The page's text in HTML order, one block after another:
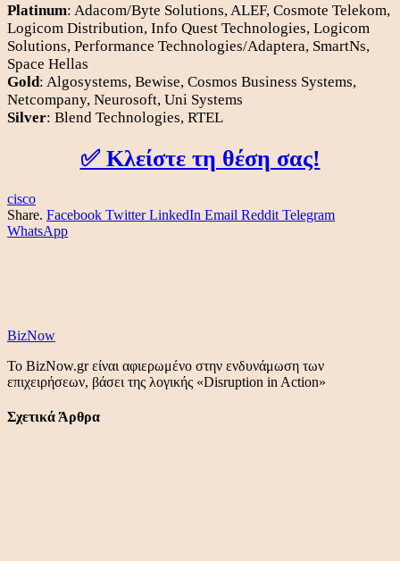
Platinum: Adacom/Byte Solutions, ALEF, Cosmote Telekom,
Logicom Distribution, Info Quest Technologies, Logicom
Solutions, Performance Technologies/Adaptera, SmartNs,
Space Hellas
Gold: Algosystems, Bewise, Cosmos Business Systems,
Netcompany, Neurosoft, Uni Systems
Silver: Blend Technologies, RTEL
✅ Κλείστε τη θέση σας!
cisco
Share. Facebook Twitter LinkedIn Email Reddit Telegram
WhatsApp
BizNow
Το BizNow.gr είναι αφιερωμένο στην ενδυνάμωση των
επιχειρήσεων, βάσει της λογικής «Disruption in Action»
Σχετικά Άρθρα